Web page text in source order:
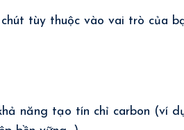
chút tùy thuộc vào vai trò của
năng tạo tín chỉ carbon (ví